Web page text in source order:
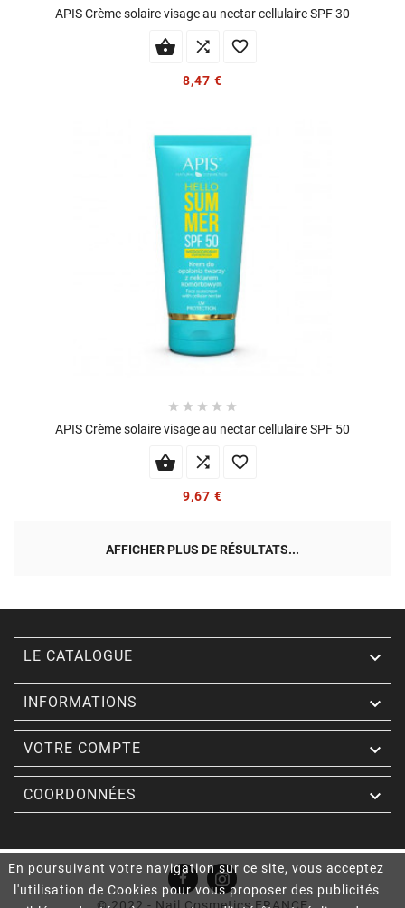
En poursuivant votre navigation sur ce site, vous acceptez
l'utilisation de Cookies pour vous proposer des publicités
APIS Crème solaire visage au nectar cellulaire SPF 30
 
8,47 €
    
APIS Crème solaire visage au nectar cellulaire SPF 50
 
9,67 €
AFFICHER PLUS DE RÉSULTATS...
LE CATALOGUE 
INFORMATIONS 
VOTRE COMPTE 
COORDONNÉES 